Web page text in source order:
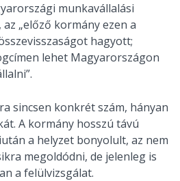
munkavállalási
„előző kormány ezen a
hagyott;
lehet Magyarországon
sincsen konkrét szám, hányan
A kormány hosszú távú
a helyzet bonyolult, az nem
megoldódni, de jelenleg is
a felülvizsgálat.